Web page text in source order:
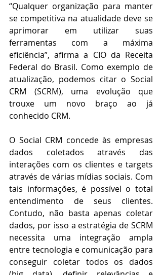
“Qualquer organização para manter
se competitiva na atualidade deve se
aprimorar em utilizar suas
ferramentas com a máxima
eficiência”, afirma a CIO da Receita
Federal do Brasil. Como exemplo de
atualização, podemos citar o Social
CRM (SCRM), uma evolução que
trouxe um novo braço ao já
conhecido CRM.
O Social CRM concede às empresas
dados coletados através das
interações com os clientes e targets
através de várias mídias sociais. Com
tais informações, é possível o total
entendimento de seus clientes.
Contudo, não basta apenas coletar
dados, por isso a estratégia de SCRM
necessita uma integração ampla
entre tecnologia e comunicação para
conseguir coletar todos os dados